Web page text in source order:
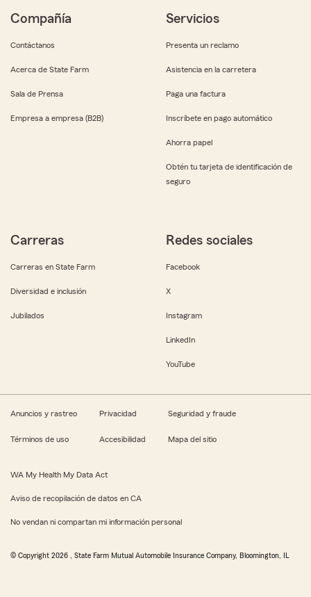
Compañía
Contáctanos
Acerca de State Farm
Sala de Prensa
Empresa a empresa (B2B)
Servicios
Presenta un reclamo
Asistencia en la carretera
Paga una factura
Inscríbete en pago automático
Ahorra papel
Obtén tu tarjeta de identificación de
seguro
Carreras
Carreras en State Farm
Diversidad e inclusión
Jubilados
Redes sociales
Facebook
X
Instagram
LinkedIn
YouTube
Anuncios y rastreo Privacidad Seguridad y fraude
Términos de uso Accesibilidad Mapa del sitio
WA My Health My Data Act
Aviso de recopilación de datos en CA
No vendan ni compartan mi información personal
© Copyright 2026 , State Farm Mutual Automobile Insurance Company, Bloomington, IL